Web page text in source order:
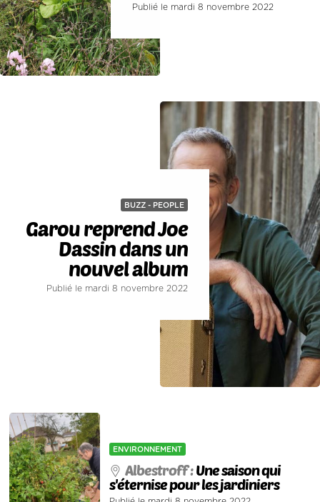
Publié le mardi 8 novembre 2022
BUZZ - PEOPLE
Garou reprend Joe
Dassin dans un
nouvel album
Publié le mardi 8 novembre 2022
ENVIRONNEMENT
Albestroff :Une saison qui
s'éternise pour les jardiniers